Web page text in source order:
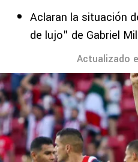
Aclaran la situación
de lujo" de Gabriel
Actualizado